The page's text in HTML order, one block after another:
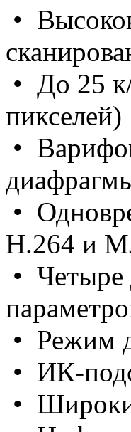
•
• До 25
пикселей)
•
•
Н.264 и
• Четыре
• Режим
• ИК-
•